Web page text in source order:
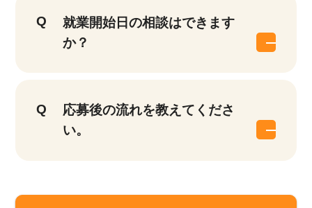
就業開始日の相談はできます
か？
応募後の流れを教えてくださ
い。